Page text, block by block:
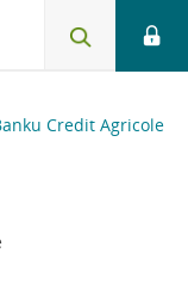
Credit Agricole